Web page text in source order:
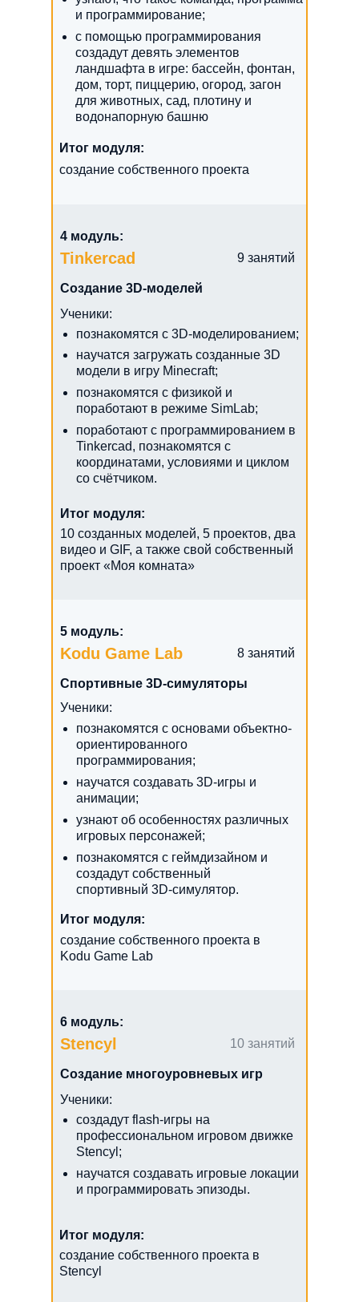
6 модуль:
10 занятий
Stencyl
создание собственного проекта в
Stencyl
Создание многоуровневых игр
Итог модуля:
Ученики:
создадут flash-игры на
профессиональном игровом движке
Stencyl;
научатся создавать игровые локации
и программировать эпизоды.
5 модуль:
8 занятий
Kodu Game Lab
создание собственного проекта в
Kodu Game Lab
Спортивные 3D-симуляторы
Итог модуля:
Ученики:
познакомятся с основами объектно-
ориентированного
программирования;
научатся создавать 3D-игры и
анимации;
узнают об особенностях различных
игровых персонажей;
познакомятся с геймдизайном и
создадут собственный
спортивный 3D-симулятор.
4 модуль:
9 занятий
10 созданных моделей, 5 проектов, два
видео и GIF, а также свой собственный
проект «Моя комната»
Создание 3D-моделей
Итог модуля:
Ученики:
познакомятся с 3D-моделированием;
научатся загружать созданные 3D
модели в игру Minecraft;
познакомятся с физикой и
поработают в режиме SimLab;
поработают с программированием в
Tinkercad, познакомятся с
координатами, условиями и циклом
со счётчиком.
Tinkercad
создание собственного проекта
Итог модуля:
и программирование;
с помощью программирования
создадут девять элементов
ландшафта в игре: бассейн, фонтан,
дом, торт, пиццерию, огород, загон
для животных, сад, плотину и
водонапорную башню